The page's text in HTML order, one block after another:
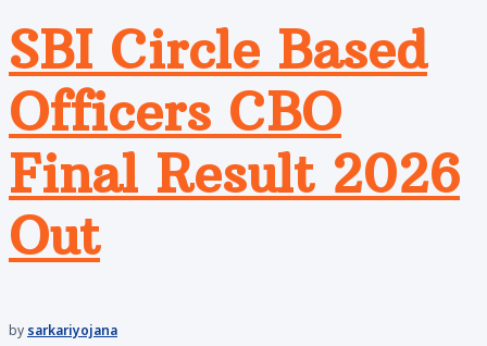
SBI Circle Based
Officers CBO
Final Result 2026
Out
by sarkariyojana